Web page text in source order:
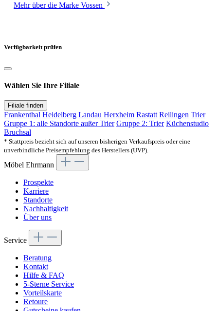
Mehr über die Marke Vossen
Verfügbarkeit prüfen
Wählen Sie Ihre Filiale
Filiale finden
Frankenthal Heidelberg Landau Herxheim Rastatt Reilingen Trier
Gruppe 1: alle Standorte außer Trier Gruppe 2: Trier Küchenstudio
Bruchsal
* Stattpreis bezieht sich auf unseren bisherigen Verkaufspreis oder eine
unverbindliche Preisempfehlung des Herstellers (UVP).
Möbel Ehrmann
Prospekte
Karriere
Standorte
Nachhaltigkeit
Über uns
Service
Beratung
Kontakt
Hilfe & FAQ
5-Sterne Service
Vorteilskarte
Retoure